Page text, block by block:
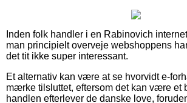
Inden folk handler i en Rabinovich
man principielt overveje webshoppens
det tit ikke super interessant.
Et alternativ kan være at se hvorvidt e-
mærke tilsluttet, eftersom det kan være et
handlen efterlever de danske love,